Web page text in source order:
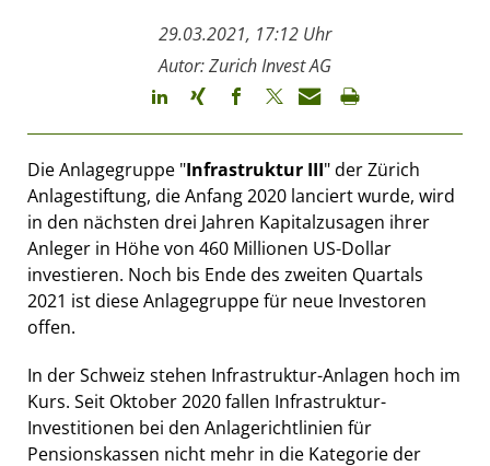
29.03.2021, 17:12 Uhr
Autor: Zurich Invest AG
Die Anlagegruppe "Infrastruktur III" der Zürich
Anlagestiftung, die Anfang 2020 lanciert wurde, wird
in den nächsten drei Jahren Kapitalzusagen ihrer
Anleger in Höhe von 460 Millionen US-Dollar
investieren. Noch bis Ende des zweiten Quartals
2021 ist diese Anlagegruppe für neue Investoren
offen.
In der Schweiz stehen Infrastruktur-Anlagen hoch im
Kurs. Seit Oktober 2020 fallen Infrastruktur-
Investitionen bei den Anlagerichtlinien für
Pensionskassen nicht mehr in die Kategorie der